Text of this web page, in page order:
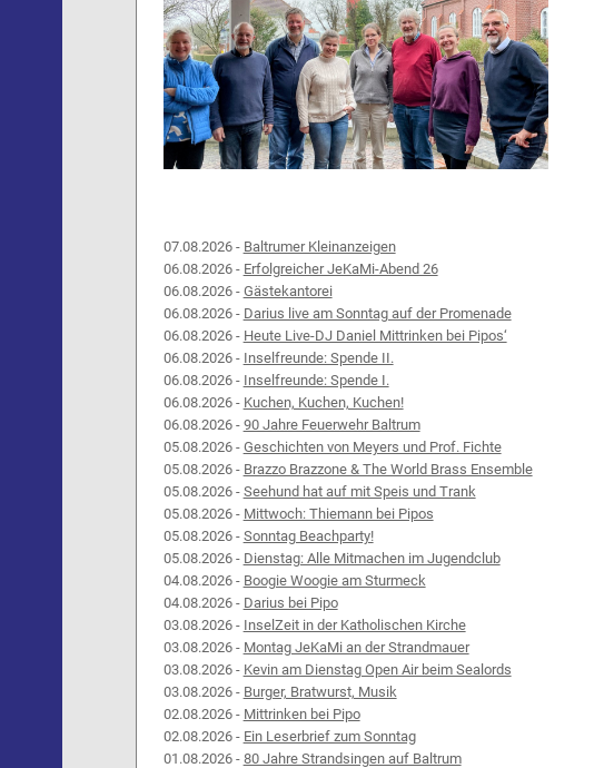
07.08.2026 - Baltrumer Kleinanzeigen
06.08.2026 - Erfolgreicher JeKaMi-Abend 26
06.08.2026 - Gästekantorei
06.08.2026 - Darius live am Sonntag auf der Promenade
06.08.2026 - Heute Live-DJ Daniel Mittrinken bei Pipos‘
06.08.2026 - Inselfreunde: Spende II.
06.08.2026 - Inselfreunde: Spende I.
06.08.2026 - Kuchen, Kuchen, Kuchen!
06.08.2026 - 90 Jahre Feuerwehr Baltrum
05.08.2026 - Geschichten von Meyers und Prof. Fichte
05.08.2026 - Brazzo Brazzone & The World Brass Ensemble
05.08.2026 - Seehund hat auf mit Speis und Trank
05.08.2026 - Mittwoch: Thiemann bei Pipos
05.08.2026 - Sonntag Beachparty!
05.08.2026 - Dienstag: Alle Mitmachen im Jugendclub
04.08.2026 - Boogie Woogie am Sturmeck
04.08.2026 - Darius bei Pipo
03.08.2026 - InselZeit in der Katholischen Kirche
03.08.2026 - Montag JeKaMi an der Strandmauer
03.08.2026 - Kevin am Dienstag Open Air beim Sealords
03.08.2026 - Burger, Bratwurst, Musik
02.08.2026 - Mittrinken bei Pipo
02.08.2026 - Ein Leserbrief zum Sonntag
01.08.2026 - 80 Jahre Strandsingen auf Baltrum